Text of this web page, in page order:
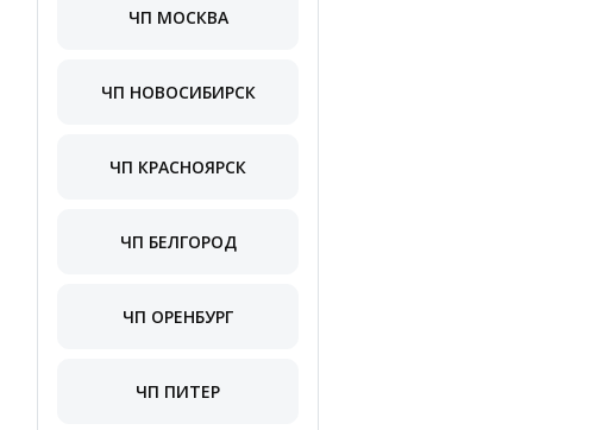
ЧП МОСКВА
ЧП НОВОСИБИРСК
ЧП КРАСНОЯРСК
ЧП БЕЛГОРОД
ЧП ОРЕНБУРГ
ЧП ПИТЕР